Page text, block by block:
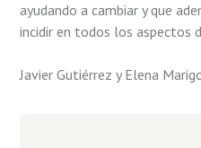
ayudando a cambiar y que
incidir en todos los aspectos
Javier Gutiérrez y Elena